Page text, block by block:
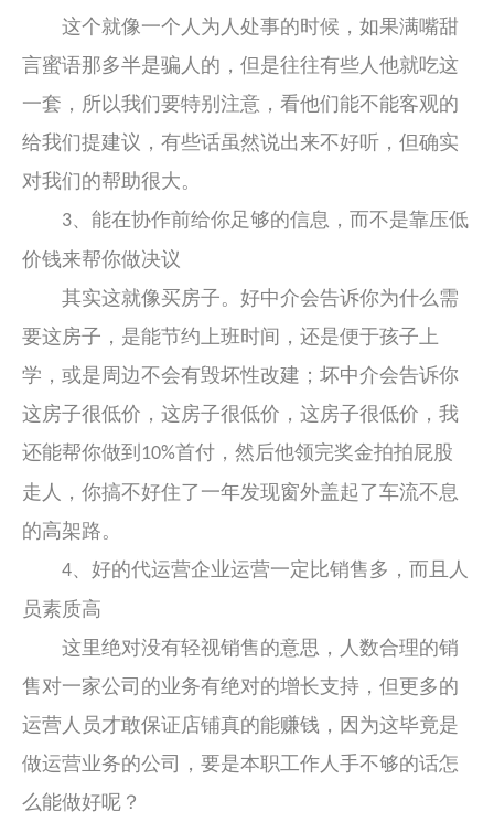
这个就像一个人为人处事的时候，如果满嘴甜
言蜜语那多半是骗人的，但是往往有些人他就吃这
一套，所以我们要特别注意，看他们能不能客观的
给我们提建议，有些话虽然说出来不好听，但确实
对我们的帮助很大。
3、能在协作前给你足够的信息，而不是靠压低
价钱来帮你做决议
其实这就像买房子。好中介会告诉你为什么需
要这房子，是能节约上班时间，还是便于孩子上
学，或是周边不会有毁坏性改建；坏中介会告诉你
这房子很低价，这房子很低价，这房子很低价，我
还能帮你做到 10%首付，然后他领完奖金拍拍屁股
走人，你搞不好住了一年发现窗外盖起了车流不息
的高架路。
4、好的代运营企业运营一定比销售多，而且人
员素质高
这里绝对没有轻视销售的意思，人数合理的销
售对一家公司的业务有绝对的增长支持，但更多的
运营人员才敢保证店铺真的能赚钱，因为这毕竟是
做运营业务的公司，要是本职工作人手不够的话怎
么能做好呢？